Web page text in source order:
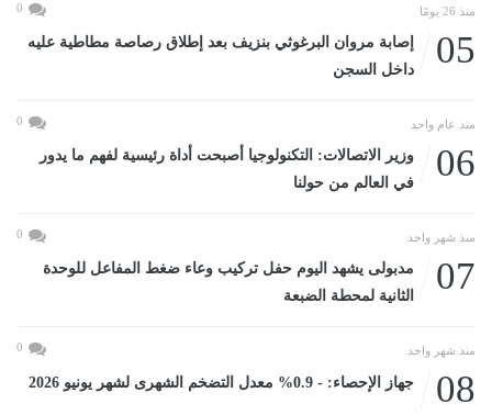
منذ 26 يومًا 0
05
إصابة مروان البرغوثي بنزيف بعد إطلاق رصاصة مطاطية عليه
داخل السجن
منذ عام واحد 0
06
وزير الاتصالات: التكنولوجيا أصبحت أداة رئيسية لفهم ما يدور
في العالم من حولنا
منذ شهر واحد 0
07
مدبولى يشهد اليوم حفل تركيب وعاء ضغط المفاعل للوحدة
الثانية لمحطة الضبعة
منذ شهر واحد 0
08 جهاز الإحصاء: - 0.9% معدل التضخم الشهرى لشهر يونيو 2026